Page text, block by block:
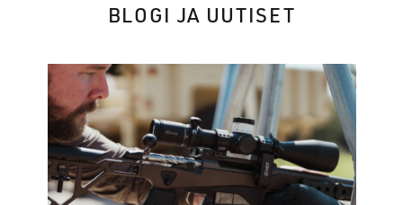
BLOGI JA UUTISET